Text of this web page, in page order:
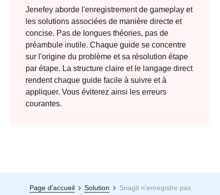
Jenefey aborde l'enregistrement de gameplay et
les solutions associées de manière directe et
concise. Pas de longues théories, pas de
préambule inutile. Chaque guide se concentre
sur l'origine du problème et sa résolution étape
par étape. La structure claire et le langage direct
rendent chaque guide facile à suivre et à
appliquer. Vous éviterez ainsi les erreurs
courantes.
Page d'accueil Solution Snagit n'enregistre pas